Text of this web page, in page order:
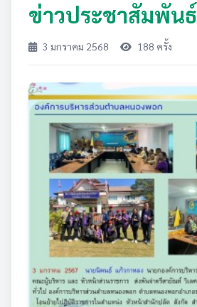
ข่าวประชาสัมพันธ์
3 มกราคม 2568 188 ครั้ง